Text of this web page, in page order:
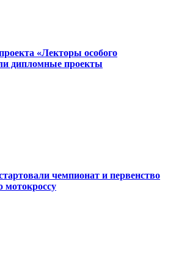
«Лекторы особого
дипломные проекты
чемпионат и первенство
мотокроссу